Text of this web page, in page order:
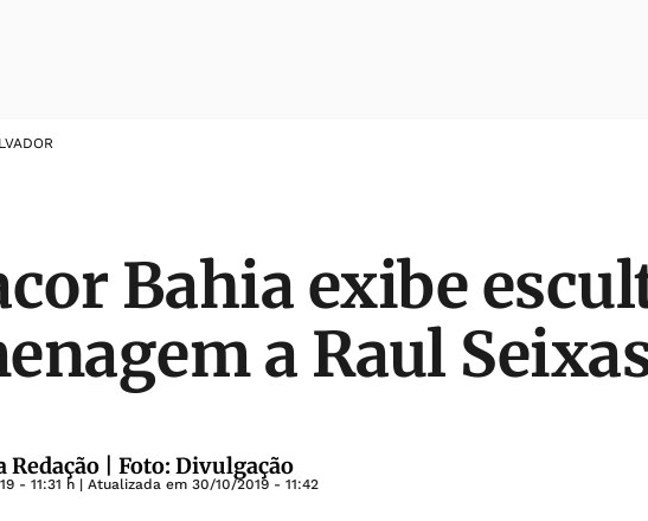
Bahia exibe
a Raul
Redação | Foto: Divulgação
- 11:31 h | Atualizada em 30/10/2019 - 11:42